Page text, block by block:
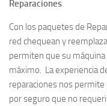
Reparaciones
Con los paquetes de
red chequean y
permiten que su
máximo. La experiencia
reparaciones nos
por seguro que no